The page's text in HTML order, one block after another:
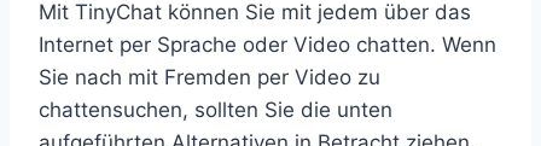
Mit TinyChat können Sie mit jedem über das
Internet per Sprache oder Video chatten. Wenn
Sie nach mit Fremden per Video zu
chattensuchen, sollten Sie die unten